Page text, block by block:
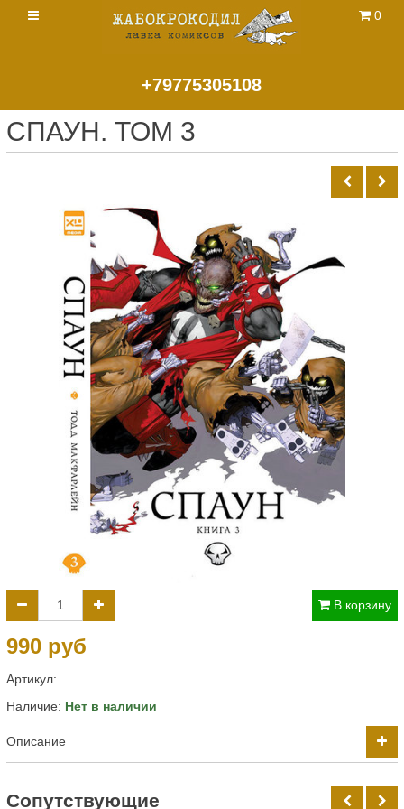
+79775305108
0
СПАУН. ТОМ 3
В корзину
990 руб
Артикул:
Наличие: Нет в наличии
Описание
Cопутствующие